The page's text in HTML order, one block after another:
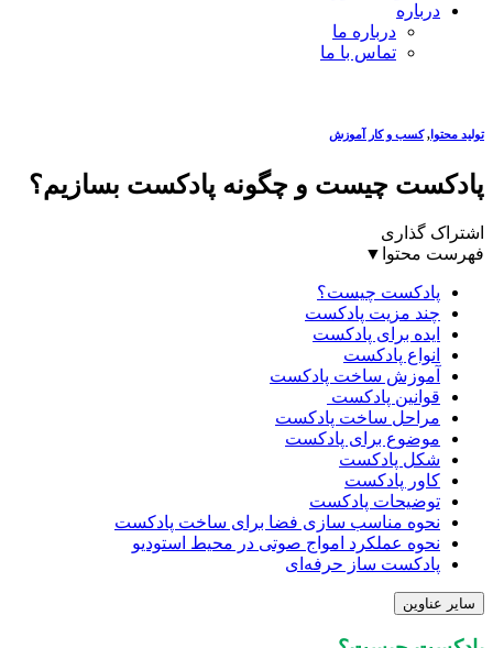
درباره
درباره ما
تماس با ما
تولید محتوا,کسب و کار آموزش
پادکست چیست و چگونه پادکست بسازیم؟
اشتراک گذاری
فهرست محتوا ▼
پادکست چیست؟
چند مزیت پادکست
ایده برای پادکست
انواع پادکست
آموزش ساخت پادکست
قوانین پادکست
مراحل ساخت پادکست
موضوع برای پادکست
شکل پادکست
کاور پادکست
توضیحات پادکست
نحوه مناسب سازی فضا برای ساخت پادکست
نحوه عملکرد امواج صوتی در محیط استودیو
پادکست ساز حرفه‌ای
سایر عناوین